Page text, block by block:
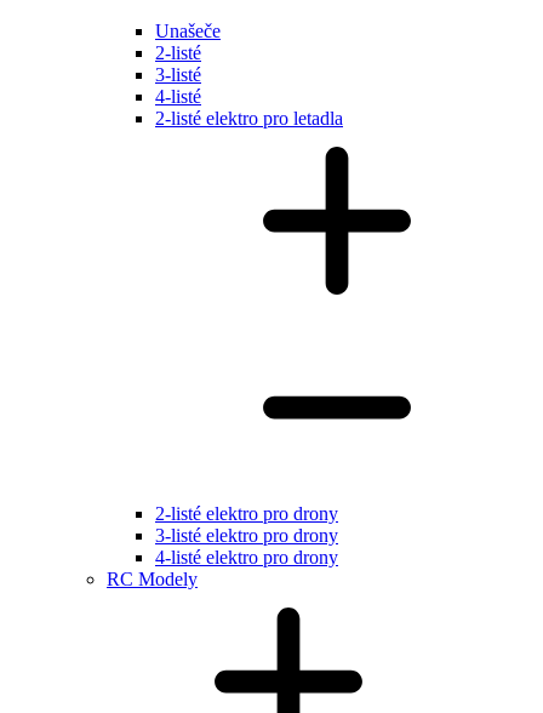
Unašeče
2-listé
3-listé
4-listé
2-listé elektro pro letadla
2-listé elektro pro drony
3-listé elektro pro drony
4-listé elektro pro drony
RC Modely